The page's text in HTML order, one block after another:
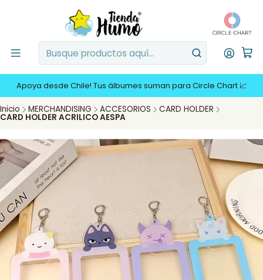
Apoya desde Chile! Tus álbumes suman para Circle Chart 📈
Inicio MERCHANDISING ACCESORIOS CARD HOLDER
CARD HOLDER ACRILICO AESPA